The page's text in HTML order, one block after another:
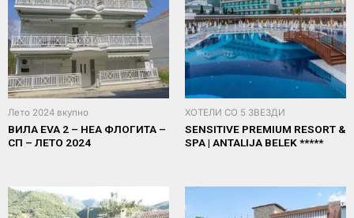
Лето 2024 вкупно
ВИЛА EVA 2 – НЕА ФЛОГИТА –
СП – ЛЕТО 2024
ХОТЕЛИ СО 5 ЗВЕЗДИ
SENSITIVE PREMIUM RESORT &
SPA | ANTALIJA BELEK *****